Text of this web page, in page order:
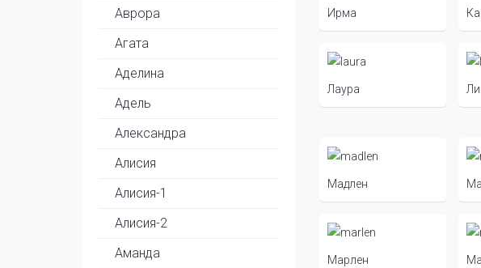
Аврора
Агата
Аделина
Адель
Александра
Алисия
Алисия-1
Алисия-2
Аманда
Ирма
Лаура
Мадлен
Марлен